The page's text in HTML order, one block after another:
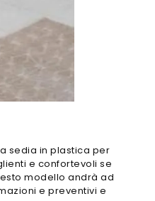
sedia in plastica per
e confortevoli se
modello andrà ad
e preventivi e